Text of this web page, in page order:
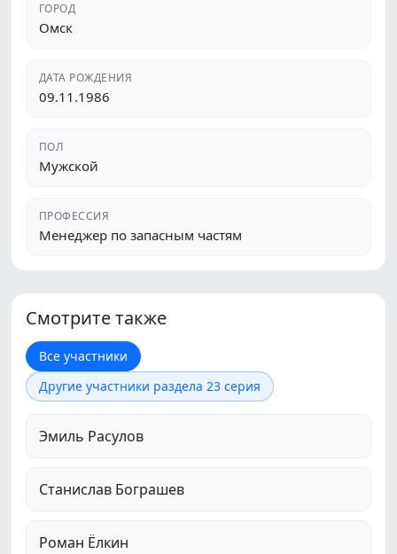
ГОРОД
Омск
ДАТА РОЖДЕНИЯ
09.11.1986
ПОЛ
Мужской
ПРОФЕССИЯ
Менеджер по запасным частям
Смотрите также
Все участники
Другие участники раздела 23 серия
Эмиль Расулов
Станислав Бограшев
Роман Ёлкин